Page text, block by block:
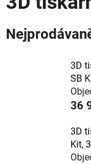
3D
SB
36
3D
Kit,